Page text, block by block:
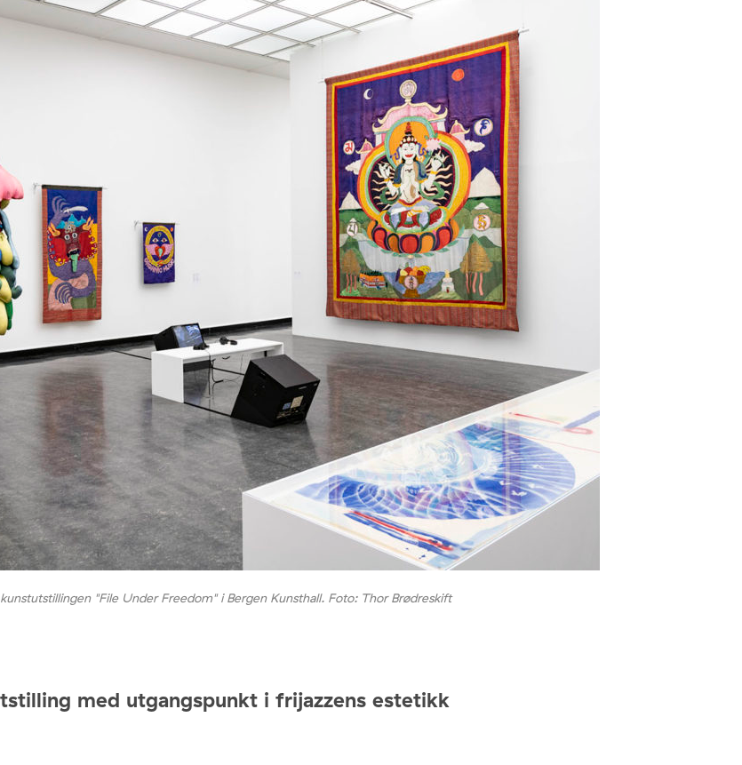
"File Under Freedom" i Bergen Kunsthall. Foto: Thor Brødreskift
med utgangspunkt i frijazzens estetikk